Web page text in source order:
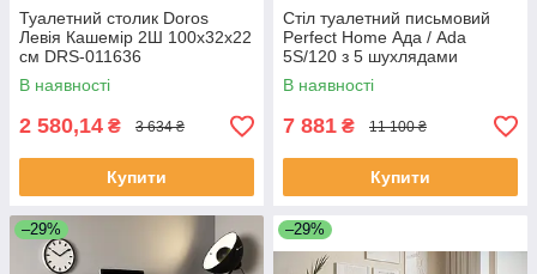
Туалетний столик Doros
Левія Кашемір 2Ш 100х32х22
см DRS-011636
В наявності
2 580,14 ₴ 3 634 ₴
Купити
Стіл туалетний письмовий
Perfect Home Ада / Ada
5S/120 з 5 шухлядами
Антрацит (PFH-091308)
В наявності
7 881 ₴ 11 100 ₴
Купити
–29% –29%